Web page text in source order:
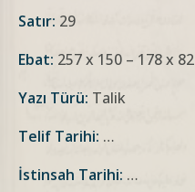
Satır: 29
Ebat: 257 x 150 – 178 x 82
Yazı Türü: Talik
Telif Tarihi: …
İstinsah Tarihi: …